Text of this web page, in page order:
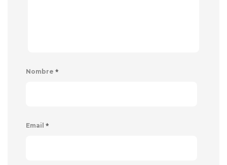
Nombre *
Email *